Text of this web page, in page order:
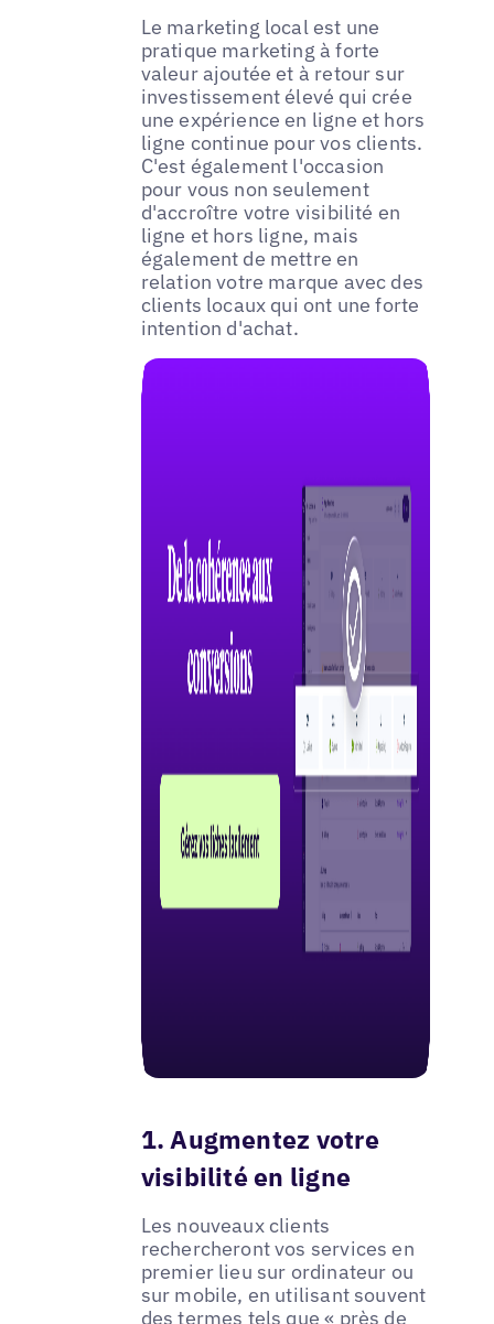
Le marketing local est une
pratique marketing à forte
valeur ajoutée et à retour sur
investissement élevé qui crée
une expérience en ligne et hors
ligne continue pour vos clients.
C'est également l'occasion
pour vous non seulement
d'accroître votre visibilité en
ligne et hors ligne, mais
également de mettre en
relation votre marque avec des
clients locaux qui ont une forte
intention d'achat.
1. Augmentez votre
visibilité en ligne
Les nouveaux clients
rechercheront vos services en
premier lieu sur ordinateur ou
sur mobile, en utilisant souvent
des termes tels que « près de